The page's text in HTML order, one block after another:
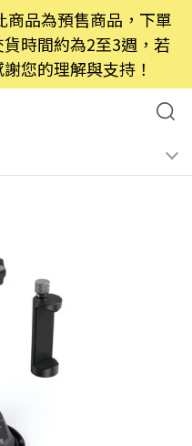
品為預售商品，下單
時間約為2至3週，若
您的理解與支持！